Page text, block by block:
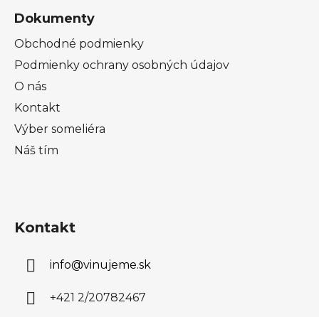
Dokumenty
Obchodné podmienky
Podmienky ochrany osobných údajov
O nás
Kontakt
Výber someliéra
Náš tím
Kontakt
info@vinujeme.sk
+421 2/20782467